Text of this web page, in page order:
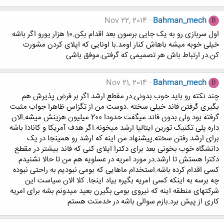
B
Bahman_mech
Nov 22, 2014
اول سربازی رو به یک جایی برسون بعد اقدام بکن.10 هزار یورو اگر باشه
خیلی خوبه میشه باهاش کنار اومد.با اونایی که اپلای کردن مشورت
کن.در ارتباط باش هر تصمیمی که گرفتی.موفق باشی
B
Bahman_mech
Nov 21, 2014
چند نکته رو باید خوب بدونی.در مقطع ارشد اگر بر فرض پذیرش هم
بگیری گرفتن فاند خیلی سخته .دوست من از تگزاس ظاهرا جواب مثبت
گرفته بود ولی بدون فاند میگفت حدودا 200 میلیون هزینش میشه.الان
داره پلی تکنیک تورین ایتالیا ارشد میخونه.اگر هدف آمریکا و کانادا باشه
برای ارشد رفتن سخته.پیشنهاد من اینه که ارشد رو همینجا در یک
دانشگاه خوب بخونی بعد برای دکترا اپلای کنی که فاند بیشتر در مقطع
دکترا هستش تا ارشد.در مورد امریه در عسلویه هم من تا حالا نشنیدم
کسی اقدام کرده باشه.استخدام ماهایی که بومی نبودیم به راحتی نبوده
چه برسه به اینکه کسی امریه بگیره بیاد اینجا. کلا الان سیاست این
شرکتهای منطقه اینه که نیروی بومی بگیرن بعید میدونم بشه برای امریه
کاری از پیش برد.بازم سوالی باشه در خدمتت هستم